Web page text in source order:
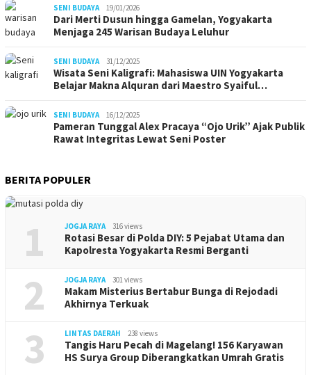
SENI BUDAYA 19/01/2026
Dari Merti Dusun hingga Gamelan, Yogyakarta
Menjaga 245 Warisan Budaya Leluhur
SENI BUDAYA 31/12/2025
Wisata Seni Kaligrafi: Mahasiswa UIN Yogyakarta
Belajar Makna Alquran dari Maestro Syaiful…
SENI BUDAYA 16/12/2025
Pameran Tunggal Alex Pracaya “Ojo Urik” Ajak Publik
Rawat Integritas Lewat Seni Poster
BERITA POPULER
1 JOGJA RAYA 316 views
Rotasi Besar di Polda DIY: 5 Pejabat Utama dan
Kapolresta Yogyakarta Resmi Berganti
2 JOGJA RAYA 301 views
Makam Misterius Bertabur Bunga di Rejodadi
Akhirnya Terkuak
3 LINTAS DAERAH 238 views
Tangis Haru Pecah di Magelang! 156 Karyawan
HS Surya Group Diberangkatkan Umrah Gratis